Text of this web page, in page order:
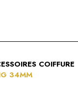
COIFFURE
34MM